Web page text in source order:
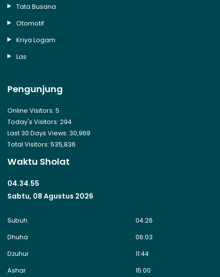
Tata Busana
Otomotif
Kriya Logam
Las
Pengunjung
Online Visitors: 5
Today's Visitors: 294
Last 30 Days Views: 30,969
Total Visitors: 535,836
Waktu Sholat
04.34.55
Sabtu, 08 Agustus 2026
Subuh
04:26
Dhuha
06:03
Dzuhur
11:44
Ashar
15:00